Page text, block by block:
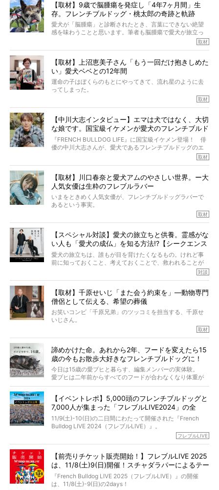
んのインスタグラムを覗くと、たくさんのフレブルアカウ
ントがフォローされていて、わが『FRENCH BULLDOG
LIFE』モデルのnicoやトーラスも、その中の一頭。
そんな中岡さんに、フレブルの魅力を語っていただきまし
た。そのブヒ愛っぷりは、思ってた以上！ ガチ中のガチ
【取材】9歳で脳腫瘍を発症し「4年7ヶ月間」生
存。フレンチブルドッグ・桃太郎の奇跡と軌跡
愛犬が「脳腫瘍」と診断されたとき、言葉にできない絶望
感を味わうことと思います。筆者も脳腫瘍で愛犬が旅立っ
たひとり。だからこそ、どれほど厄介で困難な病気かを理
ところが、フレンチブルドッグの桃太郎は9歳で脳腫瘍を発
症し、なんと4年7ヶ月間も生き抜いたのです。旅立ったと
きの年齢は13歳と11ヶ月、レジェンド級のレジェンドでし
た。さらには、治療後3年間は一度も発作が起きなかったと
いいます。
この事実はフレンチブルドッグだけでなく、脳腫瘍と闘う
太郎のオーナーである佐藤さんご夫婦に、治療の選択やケ
アについて詳しくお話しをうかがいました。
取材
【取材】上沼恵美子さん「もう一回だけ抱きしめた
い」愛犬ベベとの12年間
運命の子はぼくらのもとにやってきて、流れ星のように去
ってしまった。
り添いたいと思う。
その悲しみをいますぐ解消することはできないが、話をき
いて、泣いたり笑ったりするのもいいだろう。
こんな子だった、こんなにいい子だった、ほんとうに愛し
ていたと。
ぼくらは上沼恵美子さんのご自宅へ伺って、お話をきこう
と思った。
取材
【中川大志インタビュー】エマは犬ではなく、大切
な娘です。国宝級イケメンが愛犬のフレンチブルド
ッグと一緒に登場
『FRENCH BULLDOG LIFE』に国宝級イケメン登場！ 俳
優の中川大志さんが、愛犬であるフレンチブルドッグのエ
マちゃん（2歳の女の子）にメロメロとの情報を聞きつけ、
カエピソードが次から次へと飛び出しました。
取材
【取材】川口春奈と愛犬アムのやさしい世界。ー大
人気女優は生粋のフレブルラバー
いまをときめく人気女優が、フレンチブルドッグラバーで
あるという事実。
とりを目の当たりにするほどに、そのフレンチブルドッグ
愛がわたしたちのそれとまったく同じであることに、なん
だかうれしくなってしまったのでした。
春奈さんとアムちゃんのすてきな暮らしを、BUHI編集長の
小西がいつくしみながら、切り取らせていただきます。
取材
【スペシャル対談】愛犬の旅立ちと供養。霊感がな
い人も「愛犬の成仏」を知る方法!?【シークエンス
はやとも×PELI】
愛犬の旅立ちは、誰もが目を背けたくなるもの。けれど事
前に知っておくこと、考えておくことで、救われることが
力をもつお笑い芸人「シークエンスはやとも」さんに、愛
犬の旅立ちや供養についてインタビュー。
インタビュアー兼対談相手は、大の犬好きで心霊分野の知
識にも長けているPELIさん。
「愛犬が旅立ったあと、ベッドやおもちゃはどうすればい
くれる？」
さらには、霊感がない人でも愛犬が成仏したことを知る方
法まで。
お笑い芸人だからこそ暗くなりすぎない、むしろ心がスッ
と軽くなる。
永久保存版のスペシャル対談です！
対談
【取材】千原せいじ「また会う約束を」―動物専門
僧侶として伝える、希望の葬儀
お笑いコンビ「千原兄弟」のツッコミを担当する、千原せ
いじさん。
た。
僧侶としての名は「靖賢（せいけん）」。
当時54歳という年齢にして、なぜ動物専門僧侶という道を
選んだのか。
また、愛犬の旅立ちとどのように向き合うべきなのか。
た。
取材
諦めかけた命。あれから2年、フードを変えたら15
歳の今もお散歩大好きなフレンチブルドッグに！
今日は15歳の愛ブヒと暮らす、編集メンバーの実体験。
愛ブヒは二年前からすべてのフードが合わなくなり体重が
激減。検査をしても異常はなく「年齢のせいですね…」と言
もう諦めるしかないのかな…そんなとき、我が家に届いたの
が「THE fu-do(ザ・フード)」の試食品でした。
そして「THE fu-do(ザ・フード)」を食べつづけて二年、愛
ブヒは15歳になり、今も元気にお散歩をしています。
今回は、二年前の絶望から今までを包み隠さず、時系列で
【イベントレポ】5,000頭のフレンチブルドッグと
7,000人が集まった「フレブルLIVE2024」の全
貌！
11/9(土)-10(日)の二日間にわたって開催された『French
Bulldog LIVE 2024（フレブルLIVE）』。
今年はのべ5,000頭のフレンチブルドッグと7,000人のフレ
day1の司会はフレブルラバーのロッチさん。day2の音楽フ
ェスには世代ど真ん中のPUFFYが出演するなど、例年以上
に豪華なラインナップ。
北は北海道、南は鹿児島県から。全国のフレンチブルドッ
フレブルLIVE
【前売りチケット販売開始！】フレブルLIVE 2025
は、11/8(土)9(日)開催！スチャダラパーによるテー
マソング制作も決定
『French Bulldog LIVE 2025（フレブルLIVE）』の開催
は、11/8(土)-9(日)の2days！